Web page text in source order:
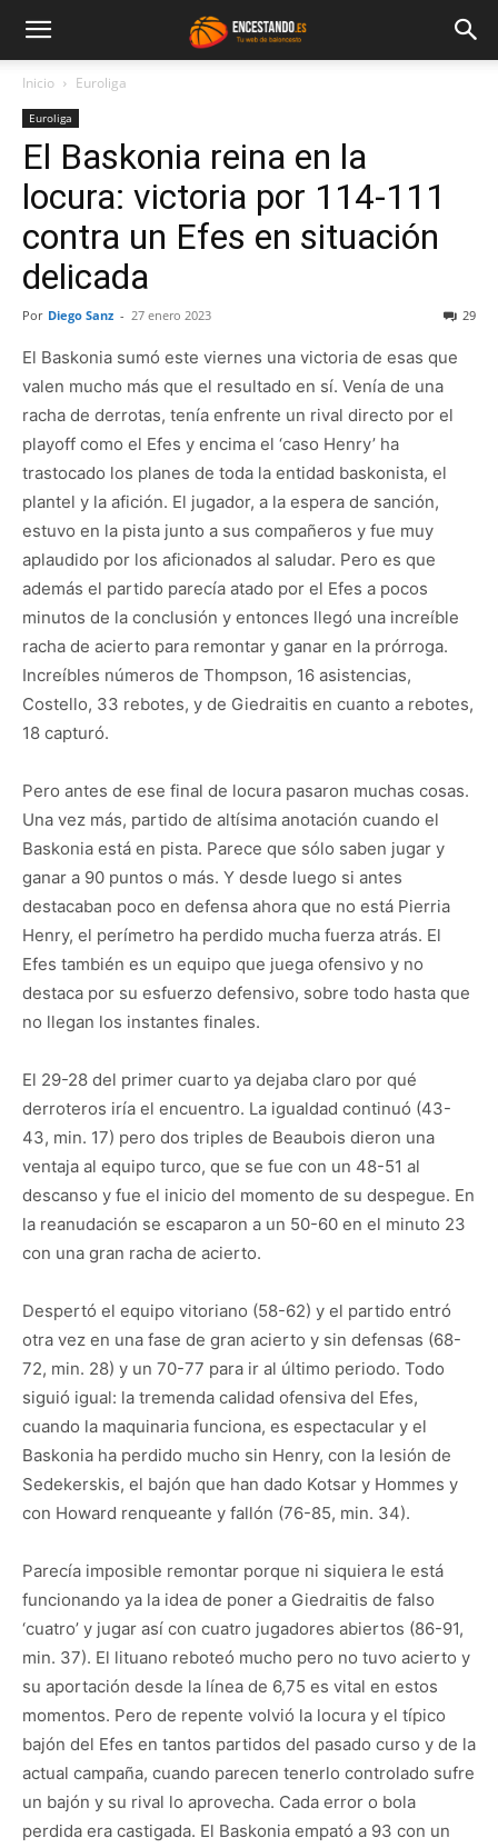
Inicio Euroliga
Euroliga
El Baskonia reina en la
locura: victoria por 114-111
contra un Efes en situación
delicada
Por Diego Sanz - 27 enero 2023 29
El Baskonia sumó este viernes una victoria de esas que
valen mucho más que el resultado en sí. Venía de una
racha de derrotas, tenía enfrente un rival directo por el
playoff como el Efes y encima el ‘caso Henry’ ha
trastocado los planes de toda la entidad baskonista, el
plantel y la afición. El jugador, a la espera de sanción,
estuvo en la pista junto a sus compañeros y fue muy
aplaudido por los aficionados al saludar. Pero es que
además el partido parecía atado por el Efes a pocos
minutos de la conclusión y entonces llegó una increíble
racha de acierto para remontar y ganar en la prórroga.
Increíbles números de Thompson, 16 asistencias,
Costello, 33 rebotes, y de Giedraitis en cuanto a rebotes,
18 capturó.
Pero antes de ese final de locura pasaron muchas cosas.
Una vez más, partido de altísima anotación cuando el
Baskonia está en pista. Parece que sólo saben jugar y
ganar a 90 puntos o más. Y desde luego si antes
destacaban poco en defensa ahora que no está Pierria
Henry, el perímetro ha perdido mucha fuerza atrás. El
Efes también es un equipo que juega ofensivo y no
destaca por su esfuerzo defensivo, sobre todo hasta que
no llegan los instantes finales.
El 29-28 del primer cuarto ya dejaba claro por qué
derroteros iría el encuentro. La igualdad continuó (43-
43, min. 17) pero dos triples de Beaubois dieron una
ventaja al equipo turco, que se fue con un 48-51 al
descanso y fue el inicio del momento de su despegue. En
la reanudación se escaparon a un 50-60 en el minuto 23
con una gran racha de acierto.
Despertó el equipo vitoriano (58-62) y el partido entró
otra vez en una fase de gran acierto y sin defensas (68-
72, min. 28) y un 70-77 para ir al último periodo. Todo
siguió igual: la tremenda calidad ofensiva del Efes,
cuando la maquinaria funciona, es espectacular y el
Baskonia ha perdido mucho sin Henry, con la lesión de
Sedekerskis, el bajón que han dado Kotsar y Hommes y
con Howard renqueante y fallón (76-85, min. 34).
Parecía imposible remontar porque ni siquiera le está
funcionando ya la idea de poner a Giedraitis de falso
‘cuatro’ y jugar así con cuatro jugadores abiertos (86-91,
min. 37). El lituano reboteó mucho pero no tuvo acierto y
su aportación desde la línea de 6,75 es vital en estos
momentos. Pero de repente volvió la locura y el típico
bajón del Efes en tantos partidos del pasado curso y de la
actual campaña, cuando parecen tenerlo controlado sufre
un bajón y su rival lo aprovecha. Cada error o bola
perdida era castigada. El Baskonia empató a 93 con un